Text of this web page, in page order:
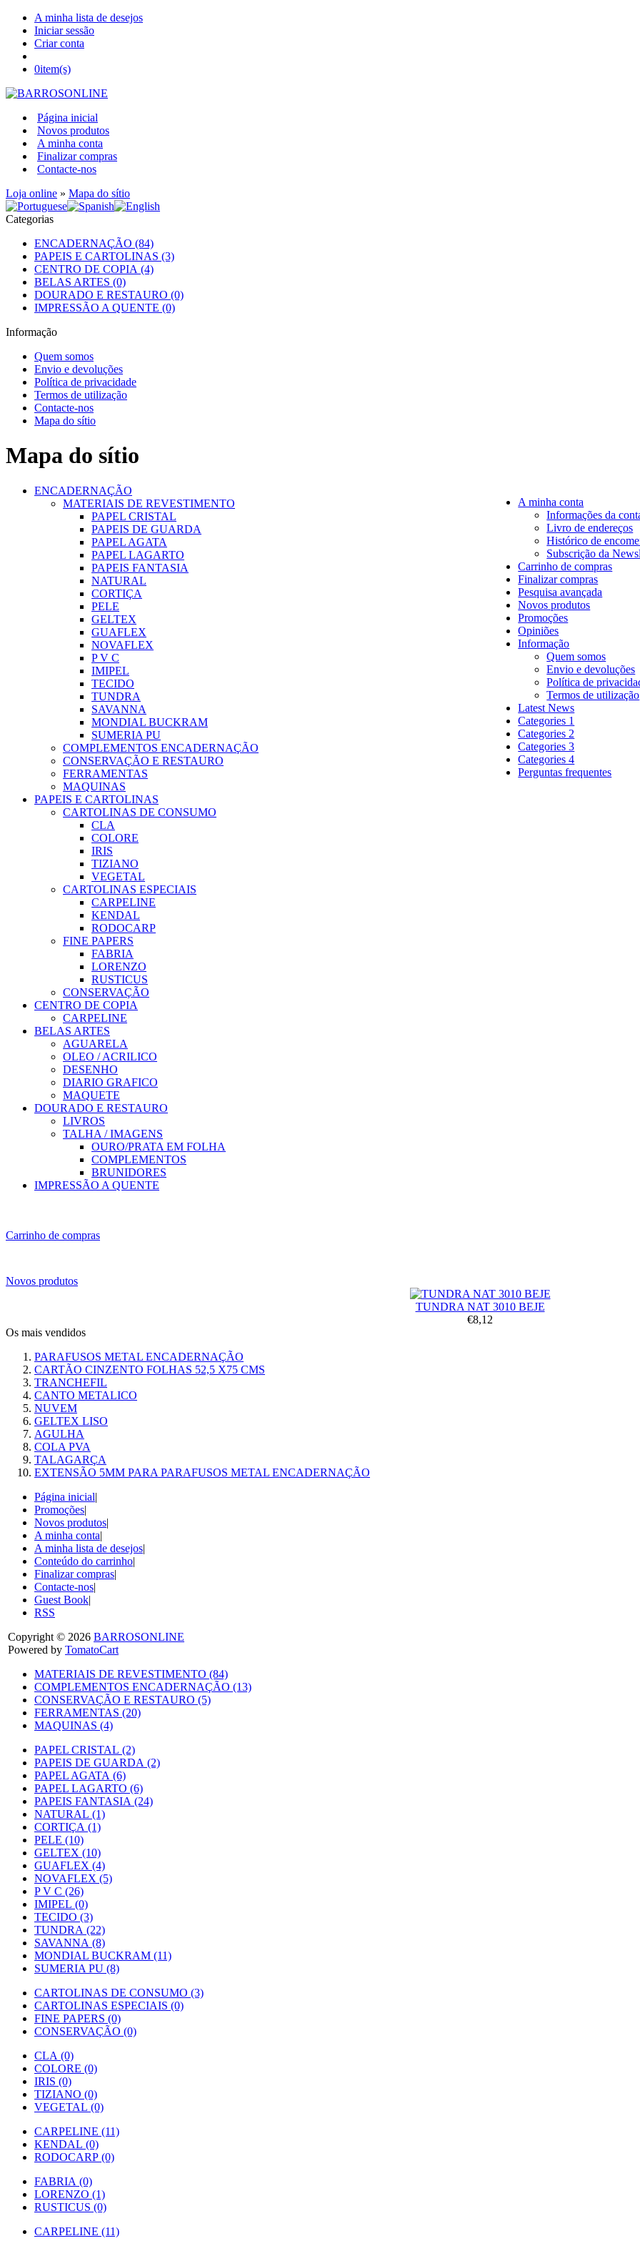
A minha lista de desejos
Iniciar sessão
Criar conta
0item(s)
Página inicial
Novos produtos
A minha conta
Finalizar compras
Contacte-nos
Loja online » Mapa do sítio
Categorias
ENCADERNAÇÃO (84)
PAPEIS E CARTOLINAS (3)
CENTRO DE COPIA (4)
BELAS ARTES (0)
DOURADO E RESTAURO (0)
IMPRESSÃO A QUENTE (0)
Informação
Quem somos
Envio e devoluções
Política de privacidade
Termos de utilização
Contacte-nos
Mapa do sítio
Mapa do sítio
A minha conta
Informações da
Livro de endereços
Histórico de
Subscrição da
Carrinho de compras
Finalizar compras
Pesquisa avançada
Novos produtos
Promoções
Opiniões
Informação
Quem somos
Envio e devoluções
Política de
Termos de utilização
Latest News
Categories 1
Categories 2
Categories 3
Categories 4
Perguntas frequentes
ENCADERNAÇÃO
MATERIAIS DE REVESTIMENTO
PAPEL CRISTAL
PAPEIS DE GUARDA
PAPEL AGATA
PAPEL LAGARTO
PAPEIS FANTASIA
NATURAL
CORTIÇA
PELE
GELTEX
GUAFLEX
NOVAFLEX
P V C
IMIPEL
TECIDO
TUNDRA
SAVANNA
MONDIAL BUCKRAM
SUMERIA PU
COMPLEMENTOS ENCADERNAÇÃO
CONSERVAÇÃO E RESTAURO
FERRAMENTAS
MAQUINAS
PAPEIS E CARTOLINAS
CARTOLINAS DE CONSUMO
CLA
COLORE
IRIS
TIZIANO
VEGETAL
CARTOLINAS ESPECIAIS
CARPELINE
KENDAL
RODOCARP
FINE PAPERS
FABRIA
LORENZO
RUSTICUS
CONSERVAÇÃO
CENTRO DE COPIA
CARPELINE
BELAS ARTES
AGUARELA
OLEO / ACRILICO
DESENHO
DIARIO GRAFICO
MAQUETE
DOURADO E RESTAURO
LIVROS
TALHA / IMAGENS
OURO/PRATA EM FOLHA
COMPLEMENTOS
BRUNIDORES
IMPRESSÃO A QUENTE
Carrinho de compras
Novos produtos
TUNDRA NAT 3010 BEJE
€8,12
Os mais vendidos
PARAFUSOS METAL ENCADERNAÇÃO
CARTÃO CINZENTO FOLHAS 52,5 X75 CMS
TRANCHEFIL
CANTO METALICO
NUVEM
GELTEX LISO
AGULHA
COLA PVA
TALAGARÇA
EXTENSÃO 5MM PARA PARAFUSOS METAL ENCADERNAÇÃO
Página inicial|
Promoções|
Novos produtos|
A minha conta|
A minha lista de desejos|
Conteúdo do carrinho|
Finalizar compras|
Contacte-nos|
Guest Book|
RSS
Copyright © 2026 BARROSONLINE
Powered by TomatoCart
MATERIAIS DE REVESTIMENTO (84)
COMPLEMENTOS ENCADERNAÇÃO (13)
CONSERVAÇÃO E RESTAURO (5)
FERRAMENTAS (20)
MAQUINAS (4)
PAPEL CRISTAL (2)
PAPEIS DE GUARDA (2)
PAPEL AGATA (6)
PAPEL LAGARTO (6)
PAPEIS FANTASIA (24)
NATURAL (1)
CORTIÇA (1)
PELE (10)
GELTEX (10)
GUAFLEX (4)
NOVAFLEX (5)
P V C (26)
IMIPEL (0)
TECIDO (3)
TUNDRA (22)
SAVANNA (8)
MONDIAL BUCKRAM (11)
SUMERIA PU (8)
CARTOLINAS DE CONSUMO (3)
CARTOLINAS ESPECIAIS (0)
FINE PAPERS (0)
CONSERVAÇÃO (0)
CLA (0)
COLORE (0)
IRIS (0)
TIZIANO (0)
VEGETAL (0)
CARPELINE (11)
KENDAL (0)
RODOCARP (0)
FABRIA (0)
LORENZO (1)
RUSTICUS (0)
CARPELINE (11)